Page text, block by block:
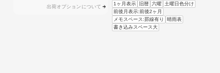
出荷オプションについて
1ヶ月表示 旧暦 六曜
土曜日色分け
前後月表示:前後2ヶ月
メモスペース:罫線有り
晴雨表
書き込みスペース大